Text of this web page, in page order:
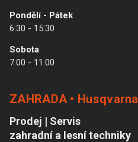
Pondělí - Pátek
6:30 - 15:30
Sobota
7:00 - 11:00
ZAHRADA • Husqvarna
Prodej | Servis
zahradní a lesní techniky